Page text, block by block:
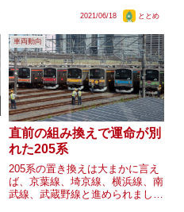
E257系の一連の動きのさきがけ
となる、当時の動きをまとめま
す。尾久疎開2018年6月に中央線
内での運用を離...
2021/06/18 ととめ
車両動向
直前の組み換えで運命が別
れた205系
205系の置き換えは大まかに言え
ば、京葉線、埼京線、横浜線、南
武線、武蔵野線と進められまし